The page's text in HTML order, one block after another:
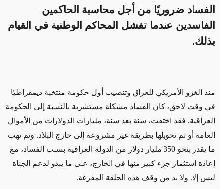
الفساد ضروريًا من أجل محاسبة الحاكمين
الفاسدين عندما تفشل المحاكم الوطنية في القيام
بذلك.
منذ الغزو الأمريكي للعراق وتنصيب أول حكومة منتخبة ديمقراطيًا
في وقت لاحق، كان الفساد مشكلة مستشرية بالنسبة إلى الحكومة
العراقية. فقد اختفت، سنة بعد سنة، مليارات الدولارات من الأموال
العامة أو تم تحويلها بطريقة غير مشروعة إلى خارج البلاد. وتم نهب
ما يقدر بنحو 350 مليار دولار من الدولة العراقية بسبب الفساد، مع
إعادة استثمار جزء كبير منها في الخارج، على ما يبدو لدعم الجناة
ليس إلا. ولا بد من وقف هذه الحلقة المفرغة.